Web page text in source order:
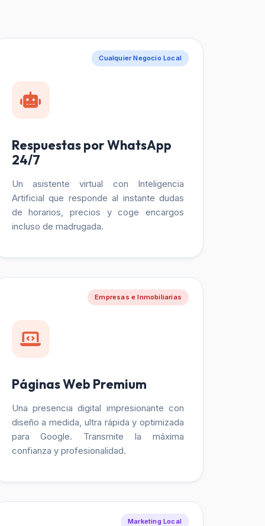
Cualquier Negocio Local
Respuestas por WhatsApp
24/7
Un asistente virtual con Inteligencia
Artificial que responde al instante dudas
de horarios, precios y coge encargos
incluso de madrugada.
Empresas e Inmobiliarias
Páginas Web Premium
Una presencia digital impresionante con
diseño a medida, ultra rápida y optimizada
para Google. Transmite la máxima
confianza y profesionalidad.
Marketing Local